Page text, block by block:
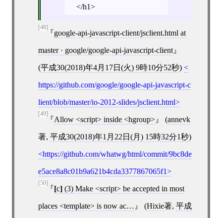
</h1>
[48]
google-api-javascript-client/jsclient.html at
master · google/google-api-javascript-client
(平成30(2018)年4月17日(火) 9時10分52秒)
https://github.com/google/google-api-javascript-c
lient/blob/master/io-2012-slides/jsclient.html
[49]
Allow <script> inside <hgroup> (annevk
著, 平成30(2018)年1月22日(月) 15時32分1秒)
https://github.com/whatwg/html/commit/9bc8de
e5ace8a8c01b9a621b4cda3377867065f1
[50]
[c](3) Make <script> be accepted in most
places <template> is now ac… (Hixie著, 平成